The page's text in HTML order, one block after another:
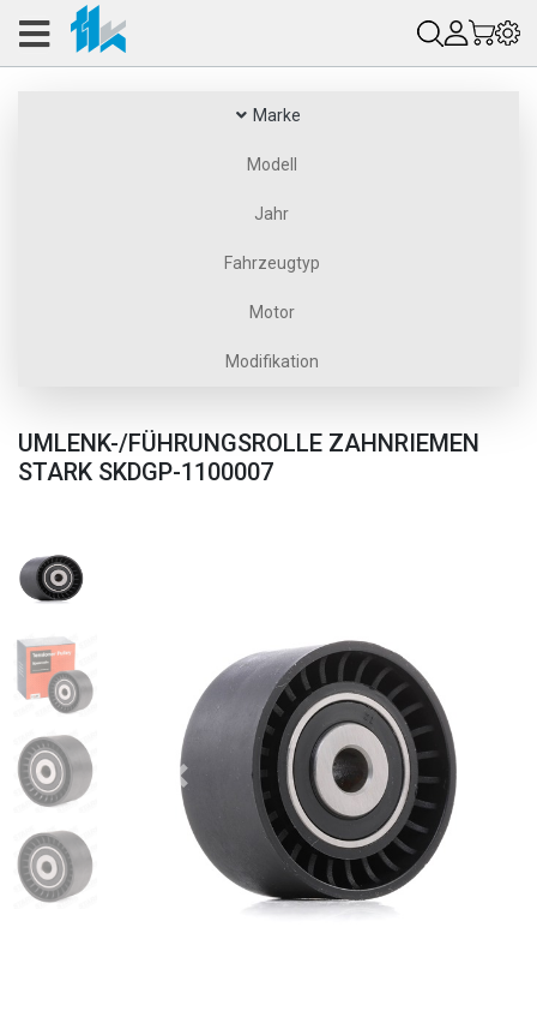
Marke
Modell
Jahr
Fahrzeugtyp
Motor
Modifikation
UMLENK-/FÜHRUNGSROLLE ZAHNRIEMEN
STARK SKDGP-1100007
Zurück